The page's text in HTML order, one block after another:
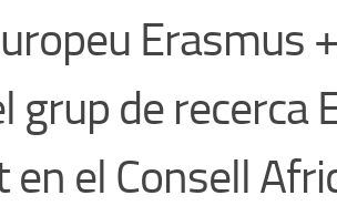
Erasmus
grup de recerca
el Consell